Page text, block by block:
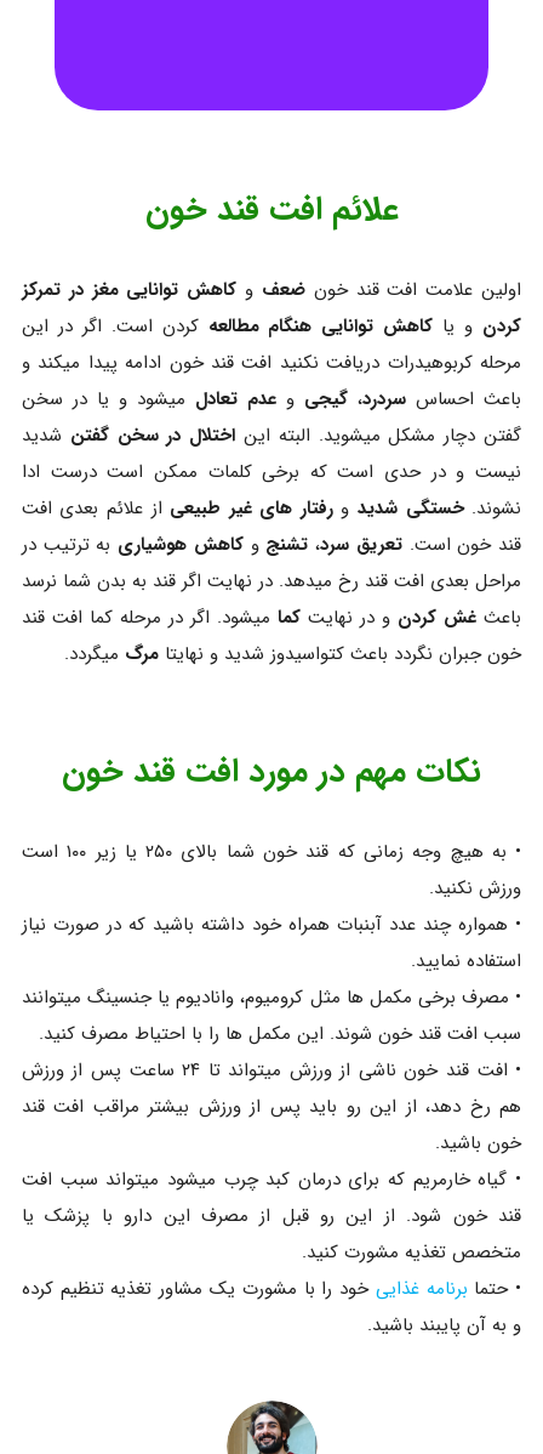
علائم افت قند خون
اولین علامت افت قند خونضعف و کاهش توانایی مغز در تمرکز
کردن و یا کاهش توانایی هنگام مطالعه کردن است. اگر در این
مرحله کربوهیدرات دریافت نکنید افت قند خون ادامه پیدا میکند و
باعث احساس سردرد، گیجی و عدم تعادل میشود و یا در سخن
گفتن دچار مشکل میشوید. البته ایناختلال در سخن گفتن شدید
نیست و در حدی است که برخی کلمات ممکن است درست ادا
نشوند.خستگی شدید ورفتار های غیر طبیعی از علائم بعدی افت
قند خون است.تعریق سرد، تشنجوکاهش هوشیاری به ترتیب در
مراحل بعدی افت قند رخ میدهد. در نهایت اگر قند به بدن شما نرسد
باعث غش کردن و در نهایت کما میشود. اگر در مرحله کما افت قند
خون جبران نگردد باعث کتواسیدوز شدید و نهایتا مرگ میگردد.
نکات مهم در مورد افت قند خون
• به هیچ وجه زمانی که قند خون شما بالای ۲۵۰ یا زیر ۱۰۰ است
ورزش نکنید.
• همواره چند عدد آبنبات همراه خود داشته باشید که در صورت نیاز
استفاده نمایید.
• مصرف برخی مکمل ها مثل کرومیوم، وانادیوم یا جنسینگ میتوانند
سبب افت قند خون شوند. این مکمل ها را با احتیاط مصرف کنید.
• افت قند خون ناشی از ورزش میتواند تا ۲۴ ساعت پس از ورزش
هم رخ دهد، از این رو باید پس از ورزش بیشتر مراقب افت قند
خون باشید.
• گیاه خارمریم که برای درمان کبد چرب میشود میتواند سبب افت
قند خون شود. از این رو قبل از مصرف این دارو با پزشک یا
متخصص تغذیه مشورت کنید.
• حتما برنامه غذایی خود را با مشورت یک مشاور تغذیه تنظیم کرده
و به آن پایبند باشید.